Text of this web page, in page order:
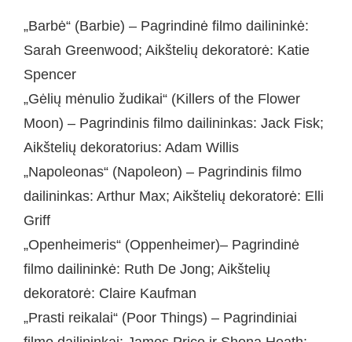
„Barbė“ (Barbie) – Pagrindinė filmo dailininkė:
Sarah Greenwood; Aikštelių dekoratorė: Katie
Spencer
„Gėlių mėnulio žudikai“ (Killers of the Flower
Moon) – Pagrindinis filmo dailininkas: Jack Fisk;
Aikštelių dekoratorius: Adam Willis
„Napoleonas“ (Napoleon) – Pagrindinis filmo
dailininkas: Arthur Max; Aikštelių dekoratorė: Elli
Griff
„Openheimeris“ (Oppenheimer)– Pagrindinė
filmo dailininkė: Ruth De Jong; Aikštelių
dekoratorė: Claire Kaufman
„Prasti reikalai“ (Poor Things) – Pagrindiniai